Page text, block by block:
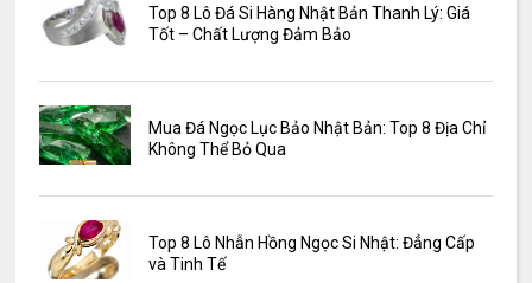
Top 8 Lô Đá Si Hàng Nhật Bản Thanh Lý: Giá
Tốt – Chất Lượng Đảm Bảo
Mua Đá Ngọc Lục Bảo Nhật Bản: Top 8 Địa Chỉ
Không Thể Bỏ Qua
Top 8 Lô Nhẫn Hồng Ngọc Si Nhật: Đẳng Cấp
và Tinh Tế